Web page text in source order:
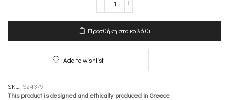
με
Μανίκι
-
ποσότητα
Προσθήκη στο καλάθι
Add to wishlist
SKU: S24379
This product is designed and ethically produced in Greece